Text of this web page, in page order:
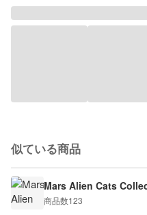
似ている商品
Mars Alien Cats
商品数123